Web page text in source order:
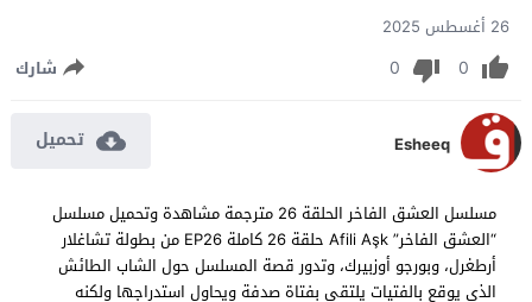
26 أغسطس 2025
0
0 شارك
Esheeq تحميل
مسلسل العشق الفاخر الحلقة 26 مترجمة مشاهدة وتحميل مسلسل
“العشق الفاخر” Afili Aşk حلقة 26 كاملة EP26 من بطولة تشاغلار
أرطغرل، وبورجو أوزبيرك، وتدور قصة المسلسل حول الشاب الطائش
الذي يوقع بالفتيات يلتقي بفتاة صدفة ويحاول استدراجها ولكنه